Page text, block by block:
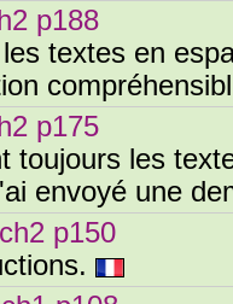
p188
textes en
p175
toujours les
envoyé une
ch2 p150